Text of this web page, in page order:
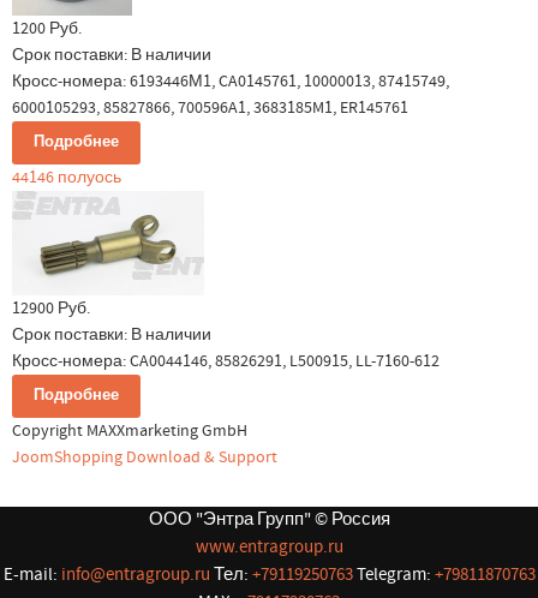
1200 Руб.
Срок поставки: В наличии
Кросс-номера: 6193446М1, CA0145761, 10000013, 87415749,
6000105293, 85827866, 700596A1, 3683185M1, ER145761
Подробнее
44146 полуось
12900 Руб.
Срок поставки: В наличии
Кросс-номера: CA0044146, 85826291, L500915, LL-7160-612
Подробнее
Copyright MAXXmarketing GmbH
JoomShopping Download & Support
ООО "Энтра Групп" © Россия
www.entragroup.ru
E-mail: info@entragroup.ru Тел: +79119250763Telegram: +79811870763